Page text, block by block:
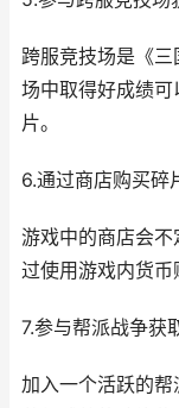
跨服竞技场是《
场中取得好成绩
片。
6.通过商店购买碎
游戏中的商店会
过使用游戏内货币
7.参与帮派战争获
加入一个活跃的